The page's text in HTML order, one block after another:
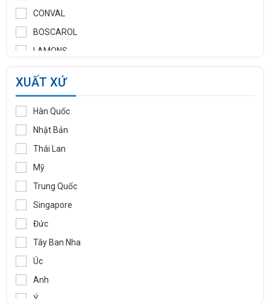
CONVAL
BOSCAROL
LAMONS
MANNTEK
KLINGER
WOOJU GASPACK
DIDTEK
RITAG
GASSO
SAMYANG
TOZEN
PEKOS
VINVAL
AZBIL
BROADY
OCV
XUẤT XỨ
Hàn Quốc
Nhật Bản
Thái Lan
Mỹ
Trung Quốc
Singapore
Đức
Tây Ban Nha
Úc
Anh
Ý